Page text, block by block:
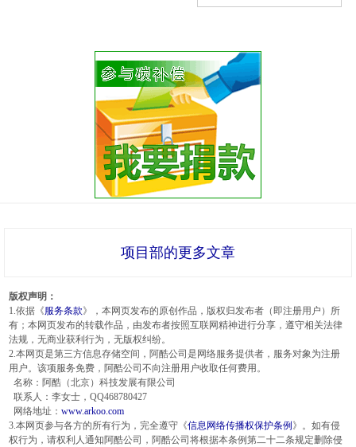
项目部的更多文章
版权声明：
1.依据《服务条款》，本网页发布的原创作品，版权归发布者（即注册用户）所
有；本网页发布的转载作品，由发布者按照互联网精神进行分享，遵守相关法律
法规，无商业获利行为，无版权纠纷。
2.本网页是第三方信息存储空间，阿酷公司是网络服务提供者，服务对象为注册
用户。该项服务免费，阿酷公司不向注册用户收取任何费用。
名称：阿酷（北京）科技发展有限公司
联系人：李女士，QQ468780427
网络地址： www.arkoo.com
3.本网页参与各方的所有行为，完全遵守《信息网络传播权保护条例 》。如有侵
权行为，请权利人通知阿酷公司，阿酷公司将根据本条例第二十二条规定删除侵